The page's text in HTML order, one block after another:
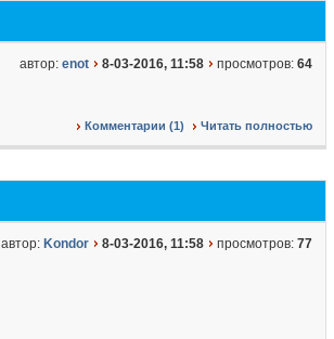
автор: enot 8-03-2016, 11:58 просмотров: 64
Комментарии (1) Читать полностью
автор: Kondor 8-03-2016, 11:58 просмотров: 77